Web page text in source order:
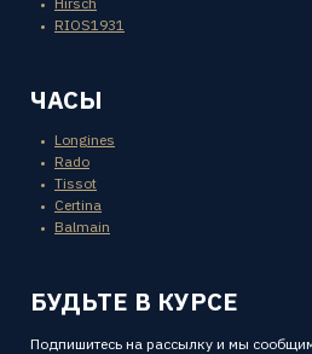
RIOS1931
ЧАСЫ
Longines
Rado
Tissot
Certina
Balmain
БУДЬТЕ В КУРСЕ
Подпишитесь на рассылку и мы